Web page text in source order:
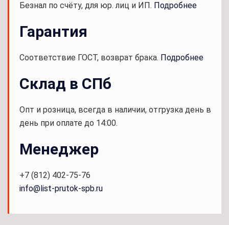
Безнал по счёту, для юр. лиц и ИП. Подробнее
Гарантия
Соответствие ГОСТ, возврат брака. Подробнее
Склад в СПб
Опт и розница, всегда в наличии, отгрузка день в
день при оплате до 14:00.
Менеджер
+7 (812) 402-75-76
info@list-prutok-spb.ru